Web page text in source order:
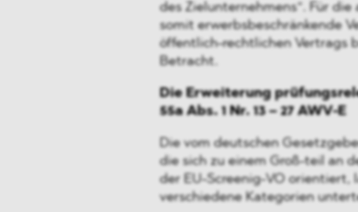
des Zielunternehmens“. Für
somit erwerbsbeschränkende
öffentlich-rechtlichen Vertrags
Betracht.
Die Erweiterung
55a Abs. 1 Nr. 13 – 27 AWV-E
Die vom deutschen
die sich zu einem Groß-teil an
der EU-Screenig-VO orientiert,
verschiedene Kategorien